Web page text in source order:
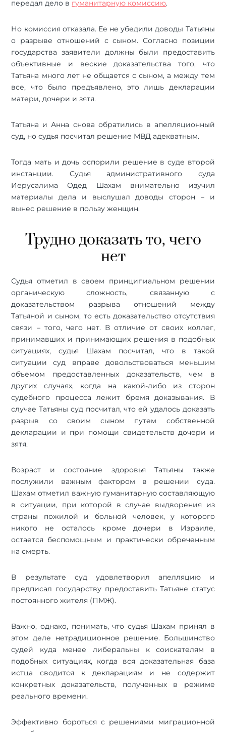
передал дело в гуманитарную комиссию.
Но комиссия отказала. Ее не убедили доводы Татьяны
о разрыве отношений с сыном. Согласно позиции
государства заявители должны были предоставить
объективные и веские доказательства того, что
Татьяна много лет не общается с сыном, а между тем
все, что было предъявлено, это лишь декларации
матери, дочери и зятя.
Татьяна и Анна снова обратились в апелляционный
суд, но судья посчитал решение МВД адекватным.
Тогда мать и дочь оспорили решение в суде второй
инстанции. Судья административного суда
Иерусалима Одед Шахам внимательно изучил
материалы дела и выслушал доводы сторон – и
вынес решение в пользу женщин.
Трудно доказать то, чего
нет
Судья отметил в своем принципиальном решении
органическую сложность, связанную с
доказательством разрыва отношений между
Татьяной и сыном, то есть доказательство отсутствия
связи – того, чего нет. В отличие от своих коллег,
принимавших и принимающих решения в подобных
ситуациях, судья Шахам посчитал, что в такой
ситуации суд вправе довольствоваться меньшим
объемом предоставленных доказательств, чем в
других случаях, когда на какой-либо из сторон
судебного процесса лежит бремя доказывания. В
случае Татьяны суд посчитал, что ей удалось доказать
разрыв со своим сыном путем собственной
декларации и при помощи свидетельств дочери и
зятя.
Возраст и состояние здоровья Татьяны также
послужили важным фактором в решении суда.
Шахам отметил важную гуманитарную составляющую
в ситуации, при которой в случае выдворения из
страны пожилой и больной человек, у которого
никого не осталось кроме дочери в Израиле,
остается беспомощным и практически обреченным
на смерть.
В результате суд удовлетворил апелляцию и
предписал государству предоставить Татьяне статус
постоянного жителя (ПМЖ).
Важно, однако, понимать, что судья Шахам принял в
этом деле нетрадиционное решение. Большинство
судей куда менее либеральны к соискателям в
подобных ситуациях, когда вся доказательная база
истца сводится к декларациям и не содержит
конкретных доказательств, полученных в режиме
реального времени.
Эффективно бороться с решениями миграционной